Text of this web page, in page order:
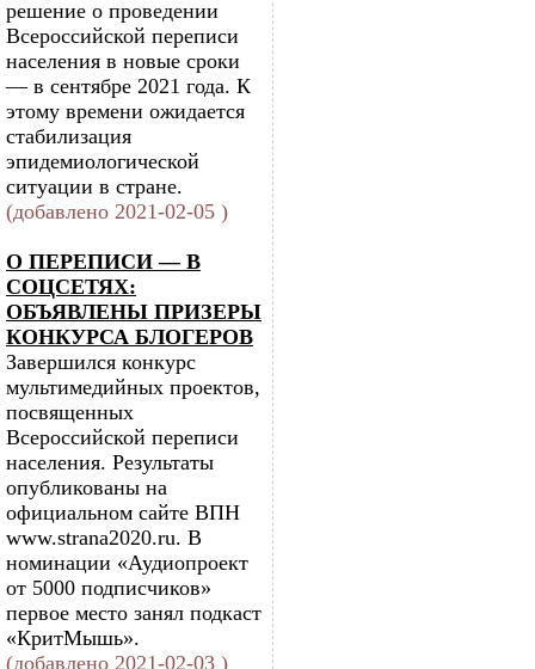
решение о проведении
Всероссийской переписи
населения в новые сроки
— в сентябре 2021 года. К
этому времени ожидается
стабилизация
эпидемиологической
ситуации в стране.
(добавлено 2021-02-05 )
О ПЕРЕПИСИ — В
СОЦСЕТЯХ:
ОБЪЯВЛЕНЫ ПРИЗЕРЫ
КОНКУРСА БЛОГЕРОВ
Завершился конкурс
мультимедийных проектов,
посвященных
Всероссийской переписи
населения. Результаты
опубликованы на
официальном сайте ВПН
www.strana2020.ru. В
номинации «Аудиопроект
от 5000 подписчиков»
первое место занял подкаст
«КритМышь».
(добавлено 2021-02-03 )